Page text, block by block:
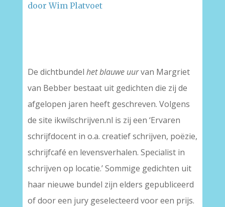
door Wim Platvoet
De dichtbundel het blauwe uurvan Margriet
van Bebber bestaat uit gedichten die zij de
afgelopen jaren heeft geschreven. Volgens
de site ikwilschrijven.nl is zij een ‘Ervaren
schrijfdocent in o.a. creatief schrijven, poëzie,
schrijfcafé en levensverhalen. Specialist in
schrijven op locatie.’ Sommige gedichten uit
haar nieuwe bundel zijn elders gepubliceerd
of door een jury geselecteerd voor een prijs.